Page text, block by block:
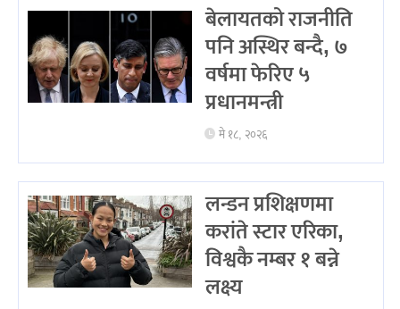
बेलायतको राजनीति
पनि अस्थिर बन्दै, ७
वर्षमा फेरिए ५
प्रधानमन्त्री
मे १८, २०२६
लन्डन प्रशिक्षणमा
करांते स्टार एरिका,
विश्वकै नम्बर १ बन्ने
लक्ष्य